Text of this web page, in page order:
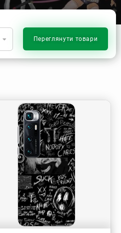
Переглянути товари